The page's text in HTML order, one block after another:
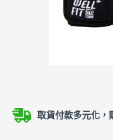
取貨付款多元化，